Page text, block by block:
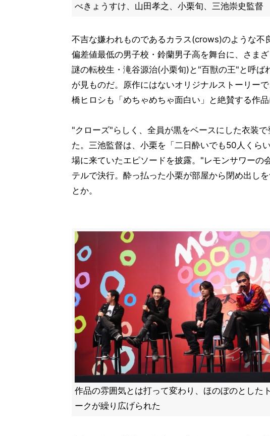
べきょうすけ、山田孝之、小栗旬、三池崇史監督
不吉な嫌われものであるカラス(crows)のような不
偏差値最低の男子校・鈴蘭男子高を舞台に、さま
謎の転校生・滝谷源治(小栗旬)と"百獣の王"と呼ば
が見ものだ。原作にはないオリジナルストーリー
橋ヒロシも「めちゃめちゃ面白い」と絶賛する作品
"クローズ"らしく、全員が黒をベースにした衣装
た。三池監督は、小栗を「二日酔いでも50人くら
場に来ていたエピソードを披露。"レモンサワーの
テルで決行。酔っ払った小栗が部屋から閉め出し
とか。
作品の雰囲気とは打って変わり、ほのぼのとしたト
ークが繰り広げられた